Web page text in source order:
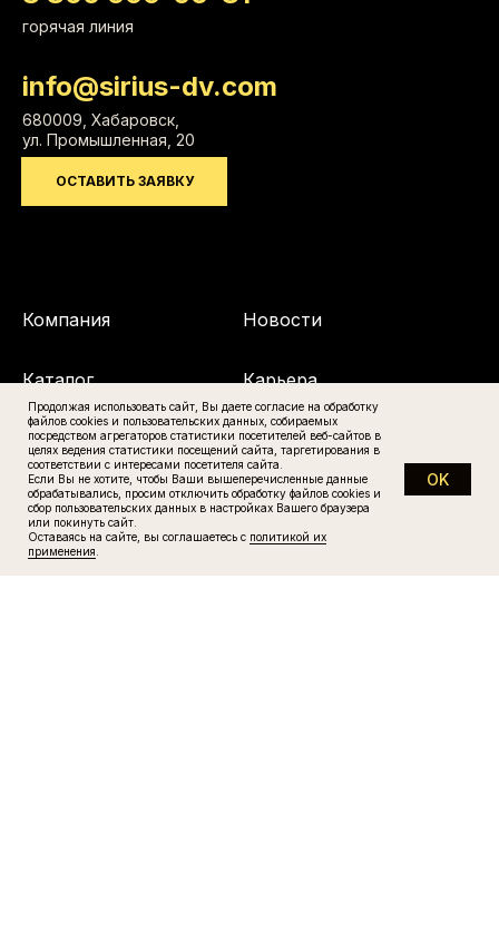
info@sirius-dv.com
горячая линия
680009, Хабаровск,
ул. Промышленная, 20
ОСТАВИТЬ ЗАЯВКУ
Компания
Каталог
Сервис и запчасти
Финансирование
Новости
Карьера
Спецпредложения
Контакты
Продолжая использовать сайт, Вы даете согласие на обработку
файлов cookies и пользовательских данных, собираемых
посредством агрегаторов статистики посетителей веб-сайтов в
целях ведения статистики посещений сайта, таргетирования в
соответствии с интересами посетителя сайта.
Если Вы не хотите, чтобы Ваши вышеперечисленные данные
обрабатывались, просим отключить обработку файлов cookies и
сбор пользовательских данных в настройках Вашего браузера
или покинуть сайт.
Оставаясь на сайте, вы соглашаетесь с политикой их
применения
OK